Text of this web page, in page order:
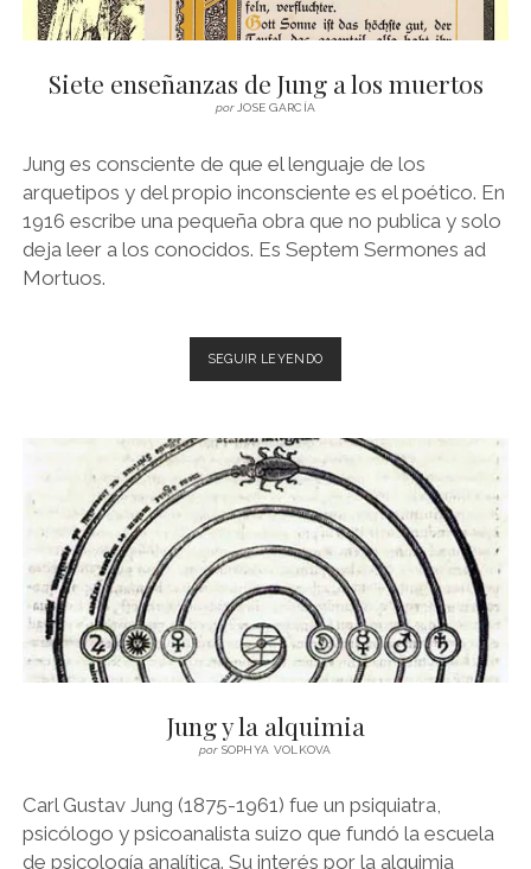
Siete enseñanzas de Jung a los muertos
porJOSE GARCÍA
Jung es consciente de que el lenguaje de los
arquetipos y del propio inconsciente es el poético. En
1916 escribe una pequeña obra que no publica y solo
deja leer a los conocidos. Es Septem Sermones ad
Mortuos.
SEGUIR LEYENDOSIETE
ENSEÑANZAS
LOS
MUERTOS
Jung y la alquimia
porSOPHYA VOLKOVA
Carl Gustav Jung (1875-1961) fue un psiquiatra,
psicólogo y psicoanalista suizo que fundó la escuela
de psicología analítica. Su interés por la alquimia